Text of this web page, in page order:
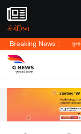
મેગેઝિન
Breaking News :
લો' ગુનાનો બચાવ નહીં